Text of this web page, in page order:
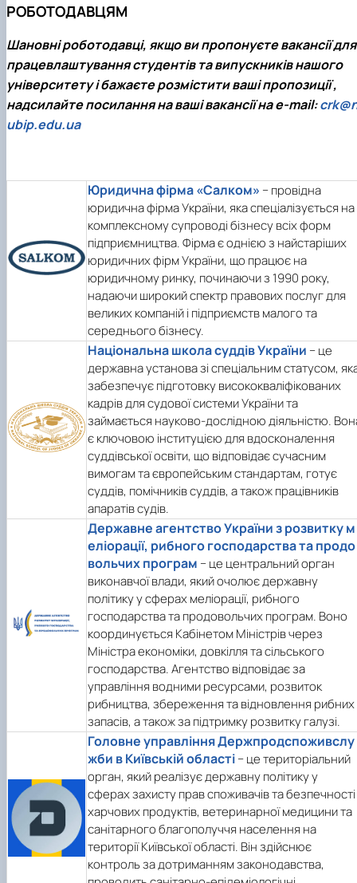
РОБОТОДАВЦЯМ
Шановні роботодавці, якщо ви пропонуєте вакансії для
працевлаштування студентів та випускників нашого
університету і бажаєте розмістити ваші пропозиції ,
надсилайте посилання на ваші вакансії на e-mail:
ubip.edu.ua
Юридична фірма «Салком» − провідна
юридична фірма України, яка спеціалізується на
комплексному супроводі бізнесу всіх форм
підприємництва. Фірма є однією з найстаріших
юридичних фірм України, що працює на
юридичному ринку, починаючи з 1990 року,
надаючи широкий спектр правових послуг для
великих компаній і підприємств малого та
середнього бізнесу.
Національна школа суддів України − це
державна установа зі спеціальним статусом,
забезпечує підготовку висококваліфікованих
кадрів для судової системи України та
займається науково-дослідною діяльністю.
є ключовою інституцією для вдосконалення
суддівської освіти, що відповідає сучасним
вимогам та європейським стандартам, готує
суддів, помічників суддів, а також працівників
апаратів судів.
Державне агентство України з розвитку м
еліорації, рибного господарства та продо
вольчих програм − це центральний орган
виконавчої влади, який очолює державну
політику у сферах меліорації, рибного
господарства та продовольчих програм. Воно
координується Кабінетом Міністрів через
Міністра економіки, довкілля та сільського
господарства. Агентство відповідає за
управління водними ресурсами, розвиток
рибництва, збереження та відновлення рибних
запасів, а також за підтримку розвитку галузі.
Головне управління Держпродспоживслу
жби в Київській області− це територіальний
орган, який реалізує державну політику у
сферах захисту прав споживачів та безпечності
харчових продуктів, ветеринарної медицини та
санітарного благополуччя населення на
території Київської області. Він здійснює
контроль за дотриманням законодавства,